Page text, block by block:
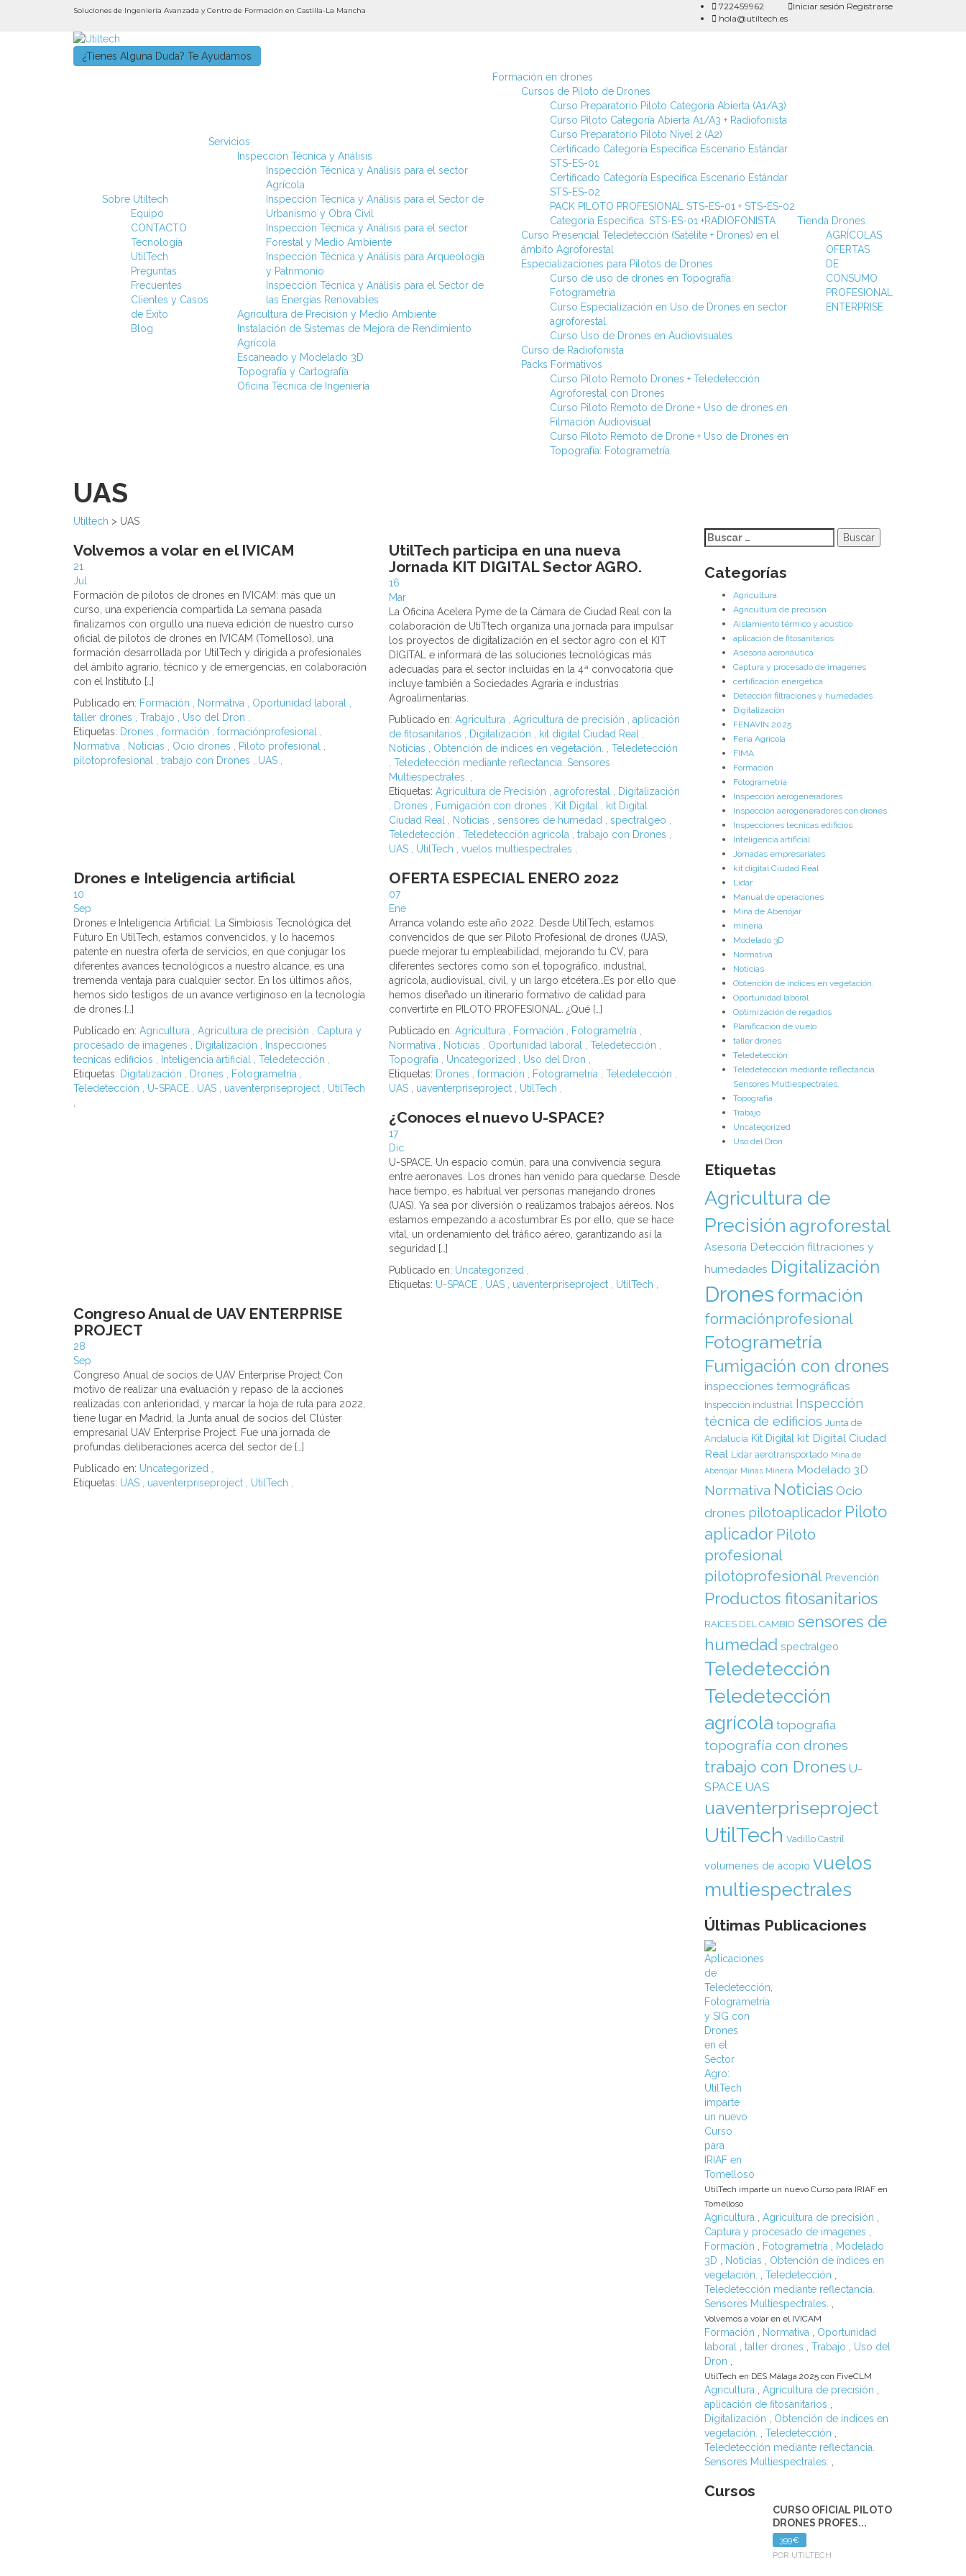
Iniciar sesión Registrarse
Soluciones de Ingeniería Avanzada y Centro de Formación en Castilla-La Mancha
722459962
hola@utiltech.es
¿Tienes Alguna Duda? Te Ayudamos
Sobre Utiltech
Equipo
CONTACTO
Tecnología
UtilTech
Preguntas
Frecuentes
Clientes y Casos
de Éxito
Blog
Servicios
Inspección Técnica y Análisis
Inspección Técnica y Análisis para el sector
Agrícola
Inspección Técnica y Análisis para el Sector de
Urbanismo y Obra Civil
Inspección Técnica y Análisis para el sector
Forestal y Medio Ambiente
Inspección Técnica y Análisis para Arqueología
y Patrimonio
Inspección Técnica y Análisis para el Sector de
las Energías Renovables
Agricultura de Precisión y Medio Ambiente
Instalación de Sistemas de Mejora de Rendimiento
Agrícola
Escaneado y Modelado 3D
Topografía y Cartografía
Oficina Técnica de Ingeniería
Formación en drones
Cursos de Piloto de Drones
Curso Preparatorio Piloto Categoría Abierta (A1/A3)
Curso Piloto Categoría Abierta A1/A3 + Radiofonista
Curso Preparatorio Piloto Nivel 2 (A2)
Certificado Categoría Específica Escenario Estándar
STS-ES-01
Certificado Categoría Específica Escenario Estándar
STS-ES-02
PACK PILOTO PROFESIONAL STS-ES-01 + STS-ES-02
Categoría Específica. STS-ES-01 +RADIOFONISTA
Curso Presencial Teledetección (Satélite + Drones) en el
ámbito Agroforestal
Especializaciones para Pilotos de Drones
Curso de uso de drones en Topografía:
Fotogrametría
Curso Especialización en Uso de Drones en sector
agroforestal.
Curso Uso de Drones en Audiovisuales
Curso de Radiofonista
Packs Formativos
Curso Piloto Remoto Drones + Teledetección
Agroforestal con Drones
Curso Piloto Remoto de Drone + Uso de drones en
Filmación Audiovisual
Curso Piloto Remoto de Drone + Uso de Drones en
Topografía: Fotogrametría
Tienda Drones
AGRÍCOLAS
OFERTAS
DE
CONSUMO
PROFESIONAL
ENTERPRISE
UAS
Utiltech > UAS
Volvemos a volar en el IVICAM
21
Jul
Formación de pilotos de drones en IVICAM: más que un
curso, una experiencia compartida La semana pasada
finalizamos con orgullo una nueva edición de nuestro curso
oficial de pilotos de drones en IVICAM (Tomelloso), una
formación desarrollada por UtilTech y dirigida a profesionales
del ámbito agrario, técnico y de emergencias, en colaboración
con el Instituto […]
Publicado en: Formación Normativa Oportunidad laboral
taller drones
Trabajo Uso del Dron
Etiquetas: Drones formación formaciónprofesional
Normativa
Noticias Ocio drones Piloto profesional
pilotoprofesional
trabajo con Drones UAS
UtilTech participa en una nueva
Jornada KIT DIGITAL Sector AGRO.
16
Mar
La Oficina Acelera Pyme de la Cámara de Ciudad Real con la
colaboración de UtiTtech organiza una jornada para impulsar
los proyectos de digitalización en el sector agro con el KIT
DIGITAL e informará de las soluciones tecnológicas más
adecuadas para el sector incluidas en la 4ª convocatoria que
incluye también a Sociedades Agraria e industrias
Agroalimentarias.
Publicado en: Agricultura Agricultura de precisión
aplicación
de fitosanitarios
Digitalización kit digital Ciudad Real
Noticias
Obtención de índices en vegetación.
Teledetección
Teledetección mediante reflectancia. Sensores
Multiespectrales.
Etiquetas: Agricultura de Precisión agroforestal
Digitalización
Drones Fumigación con drones Kit Digital
kit Digital
Ciudad Real
Noticias sensores de humedad spectralgeo
Teledetección
Teledetección agrícola trabajo con Drones
UAS
UtilTech vuelos multiespectrales
Drones e Inteligencia artificial
10
Sep
Drones e Inteligencia Artificial: La Simbiosis Tecnológica del
Futuro En UtilTech, estamos convencidos, y lo hacemos
patente en nuestra oferta de servicios, en que conjugar los
diferentes avances tecnológicos a nuestro alcance, es una
tremenda ventaja para cualquier sector. En los últimos años,
hemos sido testigos de un avance vertiginoso en la tecnología
de drones […]
Publicado en: Agricultura Agricultura de precisión
Captura y
procesado de imagenes
Digitalización
Inspecciones
tecnicas edificios
Inteligencia artificial Teledetección
Etiquetas: Digitalización Drones Fotogrametría
Teledetección
U-SPACE UAS uaventerpriseproject
UtilTech
OFERTA ESPECIAL ENERO 2022
07
Ene
Arranca volando este año 2022. Desde UtilTech, estamos
convencidos de que ser Piloto Profesional de drones (UAS),
puede mejorar tu empleabilidad, mejorando tu CV, para
diferentes sectores como son el topográfico, industrial,
agrícola, audiovisual, civil, y un largo etcétera…Es por ello que
hemos diseñado un itinerario formativo de calidad para
convertirte en PILOTO PROFESIONAL. ¿Qué […]
Publicado en: Agricultura Formación Fotogrametría
Normativa
Noticias Oportunidad laboral Teledetección
Topografía
Uncategorized Uso del Dron
Etiquetas: Drones formación Fotogrametría Teledetección
UAS
uaventerpriseproject UtilTech
¿Conoces el nuevo U-SPACE?
17
Dic
U-SPACE. Un espacio común, para una convivencia segura
entre aeronaves. Los drones han venido para quedarse. Desde
hace tiempo, es habitual ver personas manejando drones
(UAS). Ya sea por diversión o realizamos trabajos aéreos. Nos
estamos empezando a acostumbrar Es por ello, que se hace
vital, un ordenamiento del tráfico aéreo, garantizando así la
seguridad […]
Publicado en: Uncategorized
Etiquetas: U-SPACE UAS uaventerpriseproject UtilTech
Congreso Anual de UAV ENTERPRISE
PROJECT
28
Sep
Congreso Anual de socios de UAV Enterprise Project Con
motivo de realizar una evaluación y repaso de la acciones
realizadas con anterioridad, y marcar la hoja de ruta para 2022,
tiene lugar en Madrid, la Junta anual de socios del Clúster
empresarial UAV Enterprise Project. Fue una jornada de
profundas deliberaciones acerca del sector de […]
Publicado en: Uncategorized
Etiquetas: UAS uaventerpriseproject UtilTech
Buscar:
Categorías
Agricultura
Agricultura de precisión
Aislamiento térmico y acústico
aplicación de fitosanitarios
Asesoría aeronáutica
Captura y procesado de imagenes
certificación energética
Detección filtraciones y humedades
Digitalización
FENAVIN 2025
Feria Agrícola
FIMA
Formación
Fotogrametría
Inspección aerogeneradores
Inspección aerogeneradores con drones
Inspecciones tecnicas edificios
Inteligencia artificial
Jornadas empresariales
kit digital Ciudad Real
Lidar
Manual de operaciones
Mina de Abenójar
minería
Modelado 3D
Normativa
Noticias
Obtención de índices en vegetación.
Oportunidad laboral
Optimización de regadios
Planificación de vuelo
taller drones
Teledetección
Teledetección mediante reflectancia.
Sensores Multiespectrales.
Topografía
Trabajo
Uncategorized
Uso del Dron
Etiquetas
Agricultura de
Precisión agroforestal
Asesoría Detección filtraciones y
humedades Digitalización
Drones formación
formaciónprofesional
Fotogrametría
Fumigación con drones
inspecciones termográficas
Inspección industrial Inspección
técnica de edificios Junta de
Andalucía Kit Digital kit Digital Ciudad
Real Lidar aerotransportado Mina de
Abenójar Minas Minería Modelado 3D
Normativa Noticias Ocio
drones pilotoaplicador Piloto
aplicador Piloto
profesional
pilotoprofesional Prevención
Productos fitosanitarios
RAICES DEL CAMBIO sensores de
humedad spectralgeo
Teledetección
Teledetección
agrícola topografia
topografía con drones
trabajo con Drones U-
SPACE UAS
uaventerpriseproject
UtilTech Vadillo Castril
volumenes de acopio vuelos
multiespectrales
Últimas Publicaciones
UtilTech imparte un nuevo Curso para IRIAF en
Tomelloso
Agricultura Agricultura de precisión
Captura y procesado de imagenes
Formación
Fotogrametría
Modelado
3D
Noticias
Obtención de índices en
vegetación.
Teledetección
Teledetección mediante reflectancia.
Sensores Multiespectrales.
Volvemos a volar en el IVICAM
Formación Normativa
Oportunidad
laboral
taller drones Trabajo
Uso del
Dron
UtilTech en DES Málaga 2025 con FiveCLM
Agricultura Agricultura de precisión
aplicación de fitosanitarios
Digitalización
Obtención de índices en
vegetación.
Teledetección
Teledetección mediante reflectancia.
Sensores Multiespectrales.
Cursos
CURSO OFICIAL PILOTO
DRONES PROFES...
399€
POR UTILTECH